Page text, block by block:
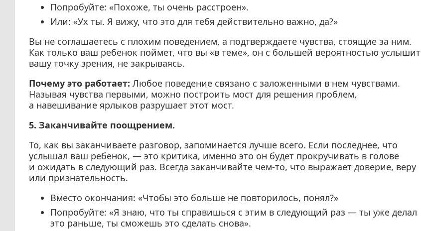
Попробуйте: «Похоже, ты очень расстроен».
Или: «Ух ты. Я вижу, что это для тебя действительно важно, да?»
Вы не соглашаетесь с плохим поведением, а подтверждаете чувства, стоящие за ним.
Как только ваш ребенок поймет, что вы «в теме», он с большей вероятностью услышит
вашу точку зрения, не закрываясь.
Почему это работает: Любое поведение связано с заложенными в нем чувствами.
Называя чувства первыми, можно построить мост для решения проблем,
а навешивание ярлыков разрушает этот мост.
5. Заканчивайте поощрением.
То, как вы заканчиваете разговор, запоминается лучше всего. Если последнее, что
услышал ваш ребенок, — это критика, именно это он будет прокручивать в голове
и ожидать в следующий раз. Всегда заканчивайте чем-то, что выражает доверие, веру
или признательность.
Вместо окончания: «Чтобы это больше не повторилось, понял?»
Попробуйте: «Я знаю, что ты справишься с этим в следующий раз — ты уже делал
это раньше, ты сможешь это сделать снова».